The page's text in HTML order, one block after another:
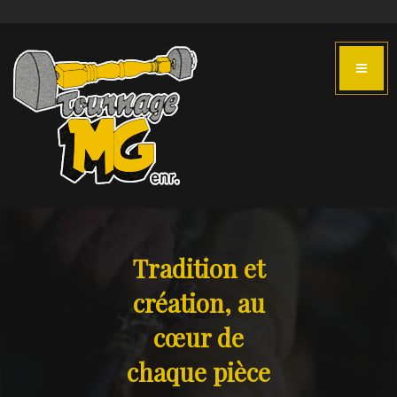
Tradition et
création, au
cœur de
chaque pièce